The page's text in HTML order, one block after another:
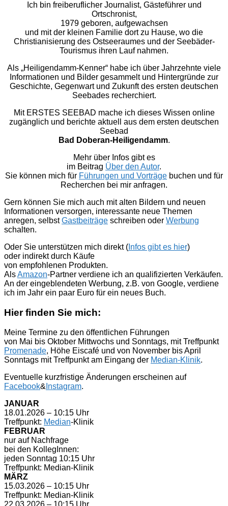
Ich bin freiberuflicher Journalist, Gästeführer und
Ortschronist,
1979 geboren, aufgewachsen
und mit der kleinen Familie dort zu Hause, wo die
Christianisierung des Ostseeraumes und der Seebäder-
Tourismus ihren Lauf nahmen.
Als „Heiligendamm-Kenner“ habe ich über Jahrzehnte viele
Informationen und Bilder gesammelt und Hintergründe zur
Geschichte, Gegenwart und Zukunft des ersten deutschen
Seebades recherchiert.
Mit ERSTES SEEBAD mache ich dieses Wissen online
zugänglich und berichte aktuell aus dem ersten deutschen
Seebad
Bad Doberan-Heiligendamm.
Mehr über Infos gibt es
im Beitrag Über den Autor.
Sie können mich für Führungen und Vorträge buchen und für
Recherchen bei mir anfragen.
Gern können Sie mich auch mit alten Bildern und neuen
Informationen versorgen, interessante neue Themen
anregen, selbstGastbeiträge schreiben oder Werbung
schalten.
Oder Sie unterstützen mich direkt ( Infos gibt es hier)
oder indirekt durch Käufe
von empfohlenen Produkten.
AlsAmazon-Partner verdiene ich an qualifizierten Verkäufen.
An der eingeblendeten Werbung, z.B. von Google, verdiene
ich im Jahr ein paar Euro für ein neues Buch.
Hier finden Sie mich:
Meine Termine zu den öffentlichen Führungen
von Mai bis Oktober Mittwochs und Sonntags, mit Treffpunkt
Promenade, Höhe Eiscafé und von November bis April
Sonntags mit Treffpunkt am Eingang der Median-Klinik.
Eventuelle kurzfristige Änderungen erscheinen auf
Facebook& Instagram.
JANUAR
18.01.2026 – 10:15 Uhr
Treffpunkt: Median-Klinik
FEBRUAR
nur auf Nachfrage
bei den KollegInnen:
jeden Sonntag 10:15 Uhr
Treffpunkt: Median-Klinik
MÄRZ
15.03.2026 – 10:15 Uhr
Treffpunkt: Median-Klinik
22.03.2026 – 10:15 Uhr